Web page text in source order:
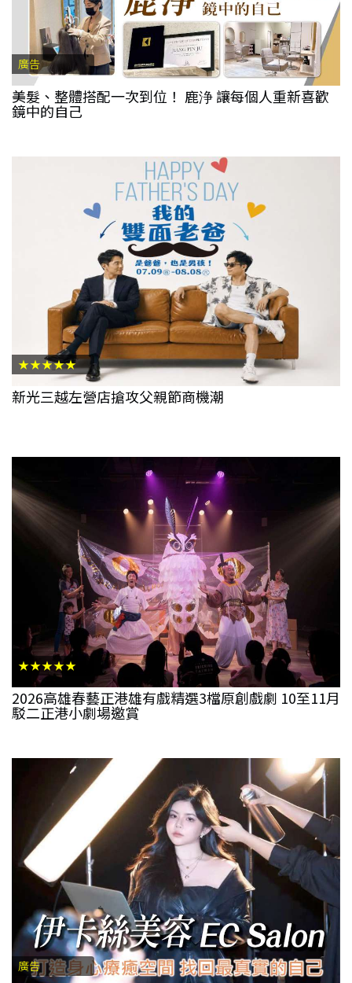
廣告
美髮、整體搭配一次到位！ 鹿浄 讓每個人重新喜歡
鏡中的自己
★★★★★
新光三越左營店搶攻父親節商機潮
★★★★★
2026高雄春藝正港雄有戲精選3檔原創戲劇 10至11月
駁二正港小劇場邀賞
廣告